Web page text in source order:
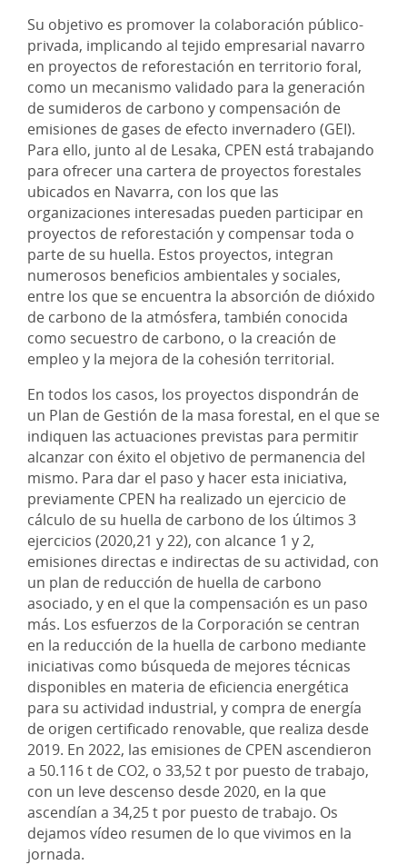
Su objetivo es promover la colaboración público-
privada, implicando al tejido empresarial navarro
en proyectos de reforestación en territorio foral,
como un mecanismo validado para la generación
de sumideros de carbono y compensación de
emisiones de gases de efecto invernadero (GEI).
Para ello, junto al de Lesaka, CPEN está trabajando
para ofrecer una cartera de proyectos forestales
ubicados en Navarra, con los que las
organizaciones interesadas pueden participar en
proyectos de reforestación y compensar toda o
parte de su huella. Estos proyectos, integran
numerosos beneficios ambientales y sociales,
entre los que se encuentra la absorción de dióxido
de carbono de la atmósfera, también conocida
como secuestro de carbono, o la creación de
empleo y la mejora de la cohesión territorial.
En todos los casos, los proyectos dispondrán de
un Plan de Gestión de la masa forestal, en el que se
indiquen las actuaciones previstas para permitir
alcanzar con éxito el objetivo de permanencia del
mismo. Para dar el paso y hacer esta iniciativa,
previamente CPEN ha realizado un ejercicio de
cálculo de su huella de carbono de los últimos 3
ejercicios (2020,21 y 22), con alcance 1 y 2,
emisiones directas e indirectas de su actividad, con
un plan de reducción de huella de carbono
asociado, y en el que la compensación es un paso
más. Los esfuerzos de la Corporación se centran
en la reducción de la huella de carbono mediante
iniciativas como búsqueda de mejores técnicas
disponibles en materia de eficiencia energética
para su actividad industrial, y compra de energía
de origen certificado renovable, que realiza desde
2019. En 2022, las emisiones de CPEN ascendieron
a 50.116 t de CO2, o 33,52 t por puesto de trabajo,
con un leve descenso desde 2020, en la que
ascendían a 34,25 t por puesto de trabajo. Os
dejamos vídeo resumen de lo que vivimos en la
jornada.